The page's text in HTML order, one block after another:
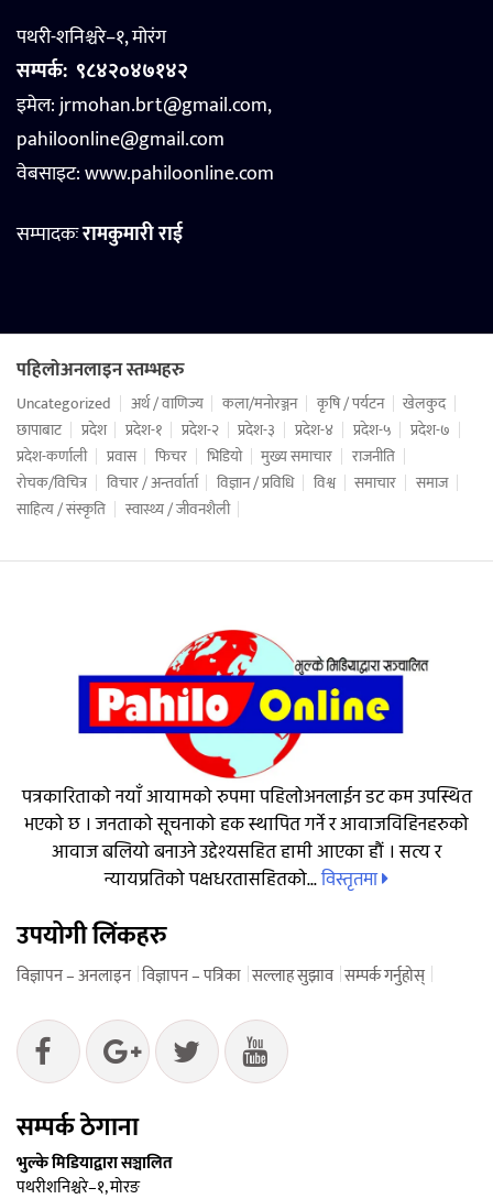
पथरी-शनिश्चरे–१, मोरंग
सम्पर्क: ९८४२०४७१४२
इमेल: jrmohan.brt@gmail.com,
pahiloonline@gmail.com
वेबसाइट:www.pahiloonline.com
सम्पादकःरामकुमारी राई
पहिलोअनलाइन स्तम्भहरु
Uncategorized अर्थ / वाणिज्य कला/मनोरञ्जन कृषि / पर्यटन
खेलकुद
छापाबाट
प्रदेश प्रदेश-१ प्रदेश-२ प्रदेश-३ प्रदेश-४ प्रदेश-५
प्रदेश-७
प्रदेश-कर्णाली
प्रवास फिचर भिडियो मुख्य समाचार
राजनीति
रोचक/विचित्र
विचार / अन्तर्वार्ता विज्ञान / प्रविधि विश्व समाचार
समाज
साहित्य / संस्कृति
स्वास्थ्य / जीवनशैली
पत्रकारिताको नयाँ आयामको रुपमा पहिलोअनलाईन डट कम उपस्थित
भएको छ । जनताको सूचनाको हक स्थापित गर्ने र आवाजविहिनहरुको
आवाज बलियो बनाउने उद्देश्यसहित हामी आएका हौं । सत्य र
न्यायप्रतिको पक्षधरतासहितको...विस्तृतमा
उपयोगी लिंकहरु
विज्ञापन – अनलाइन विज्ञापन – पत्रिका सल्लाह सुझाव सम्पर्क गर्नुहोस्
सम्पर्क ठेगाना
भुल्के मिडियाद्वारा सञ्चालित
पथरीशनिश्चरे–१, मोरङ